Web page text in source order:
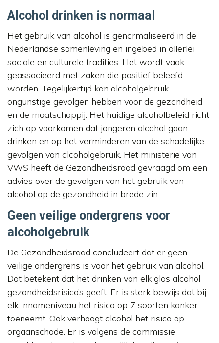
Alcohol drinken is normaal
Het gebruik van alcohol is genormaliseerd in de
Nederlandse samenleving en ingebed in allerlei
sociale en culturele tradities. Het wordt vaak
geassocieerd met zaken die positief beleefd
worden. Tegelijkertijd kan alcoholgebruik
ongunstige gevolgen hebben voor de gezondheid
en de maatschappij. Het huidige alcoholbeleid richt
zich op voorkomen dat jongeren alcohol gaan
drinken en op het verminderen van de schadelijke
gevolgen van alcoholgebruik. Het ministerie van
VWS heeft de Gezondheidsraad gevraagd om een
advies over de gevolgen van het gebruik van
alcohol op de gezondheid in brede zin.
Geen veilige ondergrens voor
alcoholgebruik
De Gezondheidsraad concludeert dat er geen
veilige ondergrens is voor het gebruik van alcohol.
Dat betekent dat het drinken van elk glas alcohol
gezondheidsrisico’s geeft. Er is sterk bewijs dat bij
elk innameniveau het risico op 7 soorten kanker
toeneemt. Ook verhoogt alcohol het risico op
orgaanschade. Er is volgens de commissie